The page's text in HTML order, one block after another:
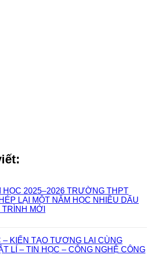
HỌC 2025–2026 TRƯỜNG THPT
LẠI MỘT NĂM HỌC NHIỀU DẤU
MỚI
– KIẾN TẠO TƯƠNG LAI CÙNG
LÍ – TIN HỌC – CÔNG NGHỆ CÔNG